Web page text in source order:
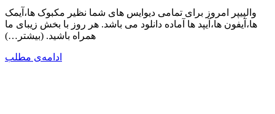
والپیپر امروز برای تمامی دیوایس های شما نظیر مکبوک ها،آیمک
ها،آیفون ها،آیپد ها آماده دانلود می باشد. هر روز با بخش زیبای ما
همراه باشید.​ (بیشتر…)
ادامه‌ی مطلب